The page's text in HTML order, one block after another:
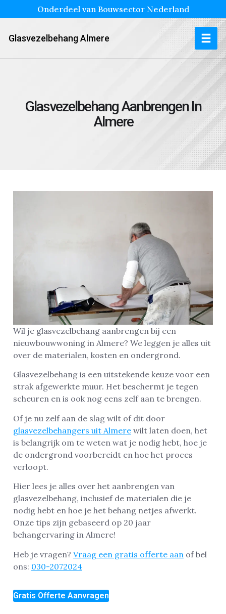
Onderdeel van Bouwsector Nederland
Glasvezelbehang Almere
Glasvezelbehang Aanbrengen In
Almere
Wil je glasvezelbehang aanbrengen bij een
nieuwbouwwoning in Almere? We leggen je alles uit
over de materialen, kosten en ondergrond.
Glasvezelbehang is een uitstekende keuze voor een
strak afgewerkte muur. Het beschermt je tegen
scheuren en is ook nog eens zelf aan te brengen.
Of je nu zelf aan de slag wilt of dit door
glasvezelbehangers uit Almere wilt laten doen, het
is belangrijk om te weten wat je nodig hebt, hoe je
de ondergrond voorbereidt en hoe het proces
verloopt.
Hier lees je alles over het aanbrengen van
glasvezelbehang, inclusief de materialen die je
nodig hebt en hoe je het behang netjes afwerkt.
Onze tips zijn gebaseerd op 20 jaar
behangervaring in Almere!
Heb je vragen? Vraag een gratis offerte aan of bel
ons: 030-2072024
Gratis Offerte Aanvragen